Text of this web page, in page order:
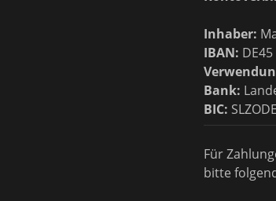
Inhaber:
IBAN:
Bank:
BIC:
Für
bitte